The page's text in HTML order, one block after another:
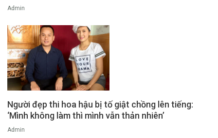
Admin
Người đẹp thi hoa hậu bị tố giật chồng lên tiếng:
‘Mình không làm thì mình vẫn thản nhiên’
Admin